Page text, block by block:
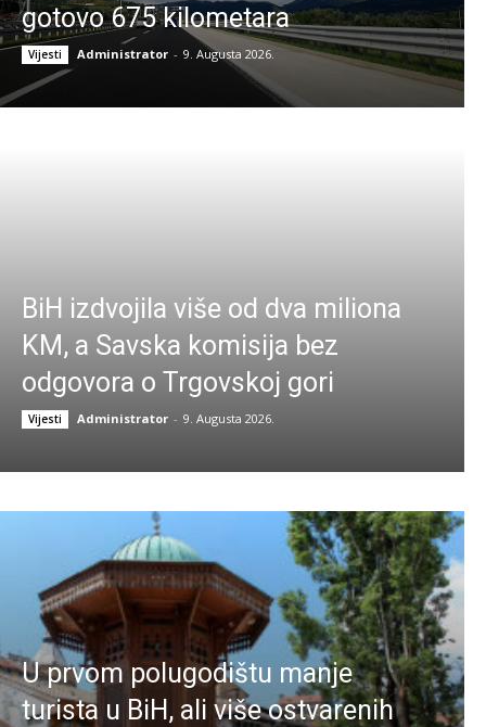
gotovo 675 kilometara
Vijesti Administrator - 9. Augusta 2026.
BiH izdvojila više od dva miliona
KM, a Savska komisija bez
odgovora o Trgovskoj gori
Vijesti Administrator - 9. Augusta 2026.
U prvom polugodištu manje
turista u BiH, ali više ostvarenih